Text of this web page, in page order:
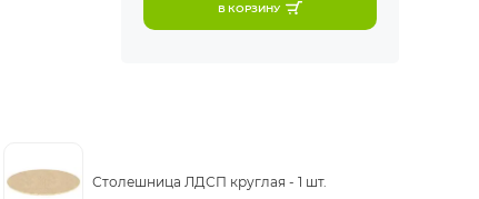
В КОРЗИНУ
Столешница ЛДСП круглая - 1 шт.